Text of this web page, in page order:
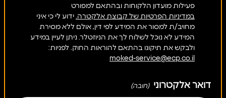
פעילות מועדון הלקוחות ובהתאם למפורט
במדיניות הפרטיות של קבוצת אלקטרה. ידוע לי כי איני
מחויב/ת למסור את המידע לפי דין, אולם ללא מסירת
המידע לא נוכל לשלוח לך את הניוזטלר. ניתן לעיין במידע
ולבקש את תיקונו בהתאם להוראות החוק. לפניות:
moked-service@ecp.co.il
דואר אלקטרוני (חובה)